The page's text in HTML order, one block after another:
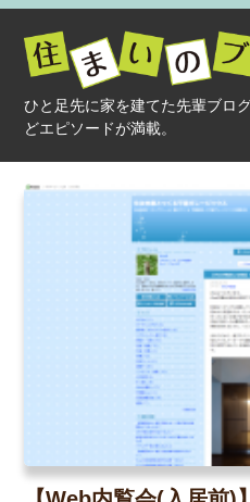
ひと足先に家を建てた先輩ブロ
どエピソードが満載。